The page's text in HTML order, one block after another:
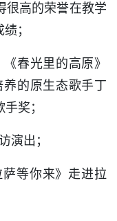
很高的荣誉在教学
；
春光里的高原》
的原生态歌手丁
奖；
演出；
等你来》走进拉